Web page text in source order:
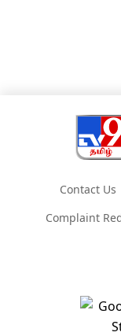
Contact Us
Complaint